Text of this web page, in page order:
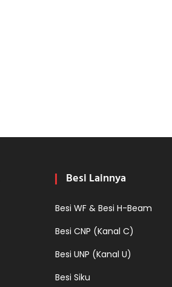
Besi Lainnya
Besi WF & Besi H-Beam
Besi CNP (Kanal C)
Besi UNP (Kanal U)
Besi Siku